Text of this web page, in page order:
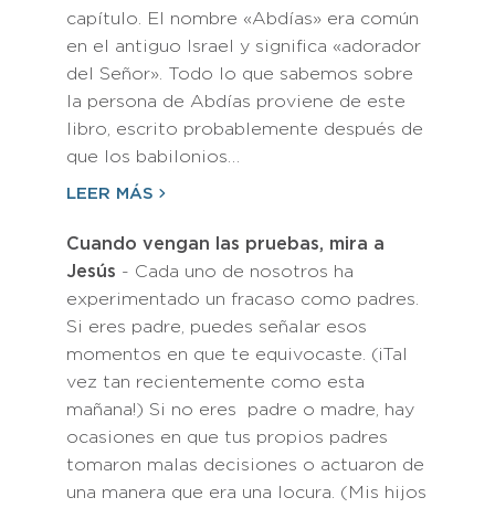
capítulo. El nombre «Abdías» era común
en el antiguo Israel y significa «adorador
del Señor». Todo lo que sabemos sobre
la persona de Abdías proviene de este
libro, escrito probablemente después de
que los babilonios…
LEER MÁS
Cuando vengan las pruebas, mira a
Jesús - Cada uno de nosotros ha
experimentado un fracaso como padres.
Si eres padre, puedes señalar esos
momentos en que te equivocaste. (¡Tal
vez tan recientemente como esta
mañana!) Si no eres padre o madre, hay
ocasiones en que tus propios padres
tomaron malas decisiones o actuaron de
una manera que era una locura. (Mis hijos